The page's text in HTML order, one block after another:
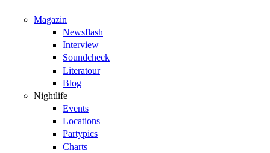
Magazin
Newsflash
Interview
Soundcheck
Literatour
Blog
Nightlife
Events
Locations
Partypics
Charts